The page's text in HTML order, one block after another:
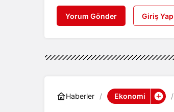
Yorum Gönder Giriş Yap
Haberler Ekonomi